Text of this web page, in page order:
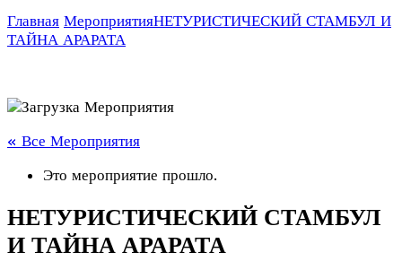
Главная МероприятияНЕТУРИСТИЧЕСКИЙ СТАМБУЛ И
ТАЙНА АРАРАТА
« Все Мероприятия
Это мероприятие прошло.
НЕТУРИСТИЧЕСКИЙ СТАМБУЛ
И ТАЙНА АРАРАТА